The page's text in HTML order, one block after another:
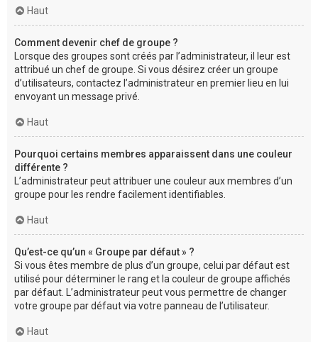
Haut
Comment devenir chef de groupe ?
Lorsque des groupes sont créés par l’administrateur, il leur est
attribué un chef de groupe. Si vous désirez créer un groupe
d’utilisateurs, contactez l’administrateur en premier lieu en lui
envoyant un message privé.
Haut
Pourquoi certains membres apparaissent dans une couleur
différente ?
L’administrateur peut attribuer une couleur aux membres d’un
groupe pour les rendre facilement identifiables.
Haut
Qu’est-ce qu’un « Groupe par défaut » ?
Si vous êtes membre de plus d’un groupe, celui par défaut est
utilisé pour déterminer le rang et la couleur de groupe affichés
par défaut. L’administrateur peut vous permettre de changer
votre groupe par défaut via votre panneau de l’utilisateur.
Haut